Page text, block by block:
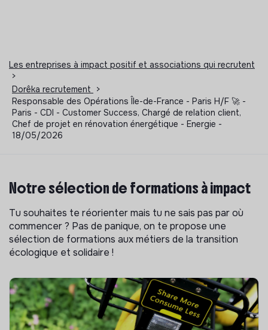
Les entreprises à impact positif et associations qui recrutent
>
Dorêka recrutement
>
Responsable des Opérations Île-de-France - Paris H/F 🚀 -
Paris - CDI - Customer Success, Chargé de relation client,
Chef de projet en rénovation énergétique - Energie -
18/05/2026
Notre sélection de formations à impact
Tu souhaites te réorienter mais tu ne sais pas par où
commencer ? Pas de panique, on te propose une
sélection de formations aux métiers de la transition
écologique et solidaire !